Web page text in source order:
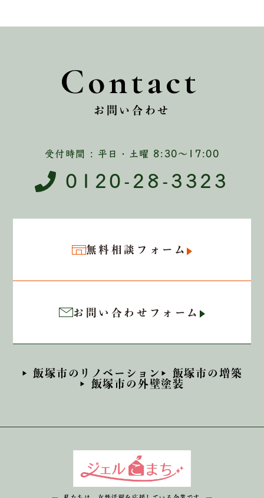
Contact
お問い合わせ
受付時間 : 平日・土曜 8:30〜17:00
0120-28-3323
無料相談フォーム
お問い合わせフォーム
飯塚市のリノベーション
飯塚市の増築
飯塚市の外壁塗装